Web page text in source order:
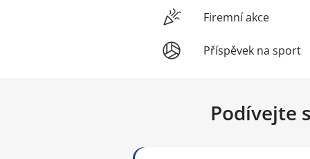
Firemní akce
Příspěvek na sport
Podívejte